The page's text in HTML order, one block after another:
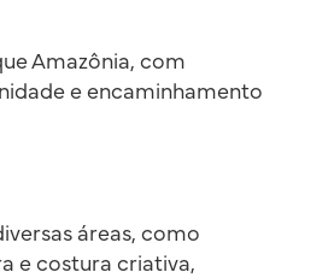
Amazônia, com
e encaminhamento
áreas, como
e costura criativa,